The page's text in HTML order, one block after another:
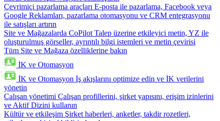
Çevrimiçi pazarlama araçları E-posta ile pazarlama, Facebook veya
Google Reklamları, pazarlama otomasyonu ve CRM entegrasyonu
ile satışları artırın
Site ve Mağazalarda CoPilot Talep üzerine etkileyici metin, YZ ile
oluşturulmuş görseller, ayrıntılı bilgi istemleri ve metin çevirisi
Tüm Site ve Mağaza özelliklerine bakın
İK ve Otomasyon
İK ve Otomasyon İş akışlarını optimize edin ve İK verilerini
yönetin
Çalışan yönetimi Çalışan profillerini, şirket yapısını, erişim izinlerini
ve Aktif Dizini kullanın
Kültür ve etkileşim Şirket haberleri, anketler, takdir rozetleri,